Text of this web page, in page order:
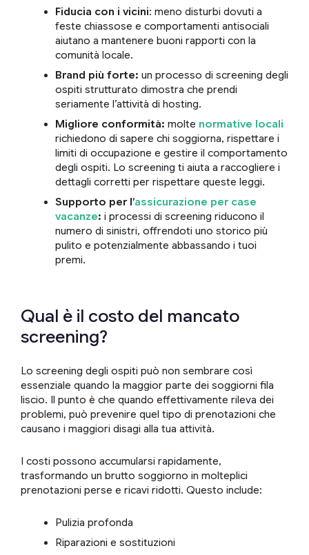
Fiducia con i vicini: meno disturbi dovuti a
feste chiassose e comportamenti antisociali
aiutano a mantenere buoni rapporti con la
comunità locale.
Brand più forte: un processo di screening degli
ospiti strutturato dimostra che prendi
seriamente l’attività di hosting.
Migliore conformità: molte normative locali
richiedono di sapere chi soggiorna, rispettare i
limiti di occupazione e gestire il comportamento
degli ospiti. Lo screening ti aiuta a raccogliere i
dettagli corretti per rispettare queste leggi.
Supporto per l’assicurazione per case
vacanze: i processi di screening riducono il
numero di sinistri, offrendoti uno storico più
pulito e potenzialmente abbassando i tuoi
premi.
Qual è il costo del mancato
screening?
Lo screening degli ospiti può non sembrare così
essenziale quando la maggior parte dei soggiorni fila
liscio. Il punto è che quando effettivamente rileva dei
problemi, può prevenire quel tipo di prenotazioni che
causano i maggiori disagi alla tua attività.
I costi possono accumularsi rapidamente,
trasformando un brutto soggiorno in molteplici
prenotazioni perse e ricavi ridotti. Questo include:
Pulizia profonda
Riparazioni e sostituzioni